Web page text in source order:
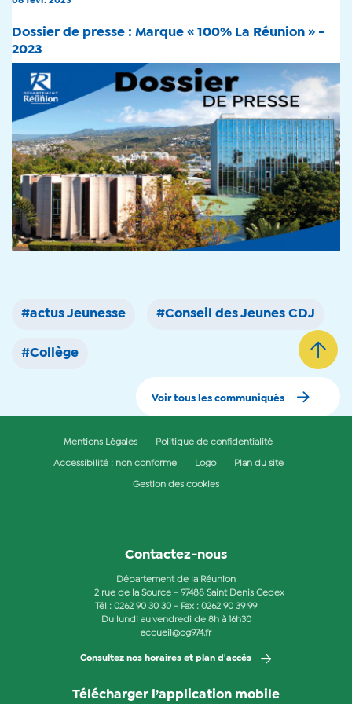
Dossier de presse : Marque « 100% La Réunion » -
2023
#actus Jeunesse #Conseil des Jeunes CDJ
#Collège
Voir tous les communiqués
Mentions Légales Politique de confidentialité
Accessibilité : non conforme Logo Plan du site
Gestion des cookies
Contactez-nous
Département de la Réunion
2 rue de la Source - 97488 Saint Denis Cedex
Tél : 0262 90 30 30 - Fax : 0262 90 39 99
Du lundi au vendredi de 8h à 16h30
accueil@cg974.fr
Consultez nos horaires et plan d'accès
Télécharger l’application mobile